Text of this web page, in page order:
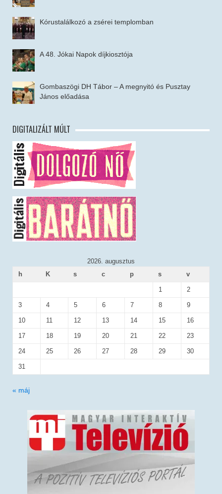
Kórustalálkozó a zsérei templomban
A 48. Jókai Napok díjkiosztója
Gombaszögi DH Tábor – A megnyitó és Pusztay
János előadása
DIGITALIZÁLT MÚLT
2026. augusztus
h
K s c p s v
1 2
3 4 5 6 7 8 9
10 11 12 13 14 15 16
17 18 19 20 21 22 23
24 25 26 27 28 29 30
31
« máj